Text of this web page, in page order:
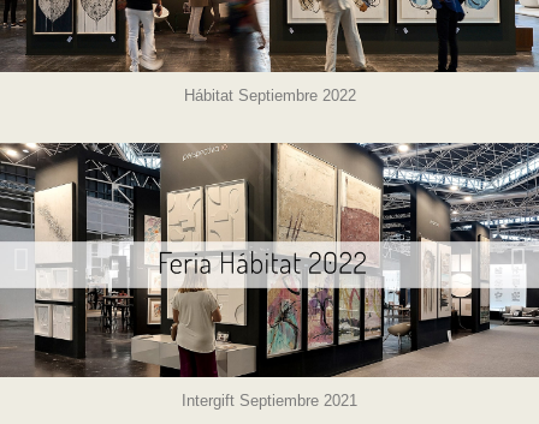
Hábitat Septiembre 2022
Intergift Septiembre 2021